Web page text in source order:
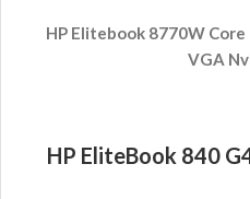
HP Elitebook 8770W Core
VGA
HP EliteBook 840